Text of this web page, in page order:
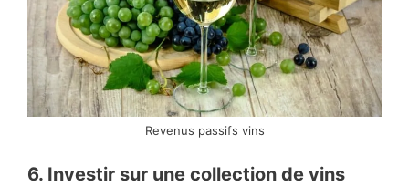
Revenus passifs vins
6. Investir sur une collection de vins